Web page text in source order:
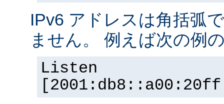
IPv6 アドレスは角括弧
ません。 例えば次の例
Listen